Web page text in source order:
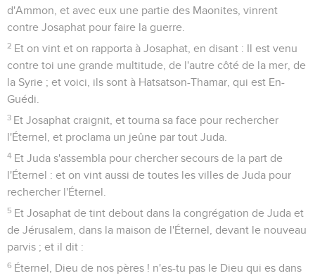
d'Ammon, et avec eux une partie des Maonites, vinrent
contre Josaphat pour faire la guerre.
2 Et on vint et on rapporta à Josaphat, en disant : Il est venu
contre toi une grande multitude, de l'autre côté de la mer, de
la Syrie ; et voici, ils sont à Hatsatson-Thamar, qui est En-
Guédi.
3 Et Josaphat craignit, et tourna sa face pour rechercher
l'Éternel, et proclama un jeûne par tout Juda.
4 Et Juda s'assembla pour chercher secours de la part de
l'Éternel : et on vint aussi de toutes les villes de Juda pour
rechercher l'Éternel.
5 Et Josaphat de tint debout dans la congrégation de Juda et
de Jérusalem, dans la maison de l'Éternel, devant le nouveau
parvis ; et il dit :
6 Éternel, Dieu de nos pères ! n'es-tu pas le Dieu qui es dans